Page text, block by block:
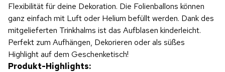
Flexibilität für deine Dekoration. Die Folienballons können
ganz einfach mit Luft oder Helium befüllt werden. Dank des
mitgelieferten Trinkhalms ist das Aufblasen kinderleicht.
Perfekt zum Aufhängen, Dekorieren oder als süßes
Highlight auf dem Geschenketisch!
Produkt-Highlights: